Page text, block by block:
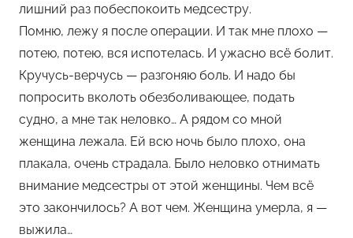
лишний раз побеспокоить медсестру.
Помню, лежу я после операции. И так мне плохо —
потею, потею, вся испотелась. И ужасно всё болит.
Кручусь-верчусь — разгоняю боль. И надо бы
попросить вколоть обезболивающее, подать
судно, а мне так неловко… А рядом со мной
женщина лежала. Ей всю ночь было плохо, она
плакала, очень страдала. Было неловко отнимать
внимание медсестры от этой женщины. Чем всё
это закончилось? А вот чем. Женщина умерла, я —
выжила…